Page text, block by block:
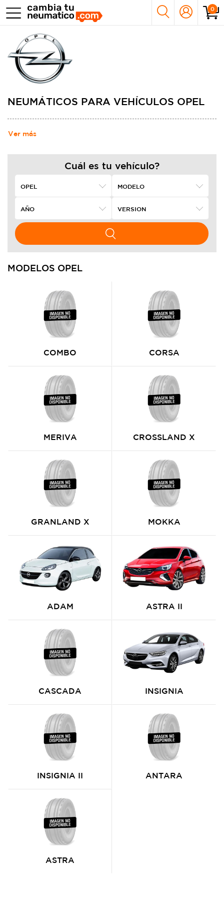
0
NEUMÁTICOS PARA VEHÍCULOS OPEL
Ver más
Cuál es tu vehículo?
MODELOS OPEL
COMBO CORSA
MERIVA CROSSLAND X
GRANLAND X MOKKA
ADAM ASTRA II
CASCADA INSIGNIA
INSIGNIA II ANTARA
ASTRA